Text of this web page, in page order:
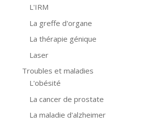
L'IRM
La greffe d'organe
La thérapie génique
Laser
Troubles et maladies
L'obésité
La cancer de prostate
La maladie d'alzheimer